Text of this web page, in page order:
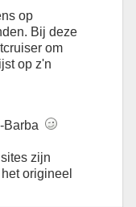
op
Bij deze
om
op z'n
Barba
zijn
origineel